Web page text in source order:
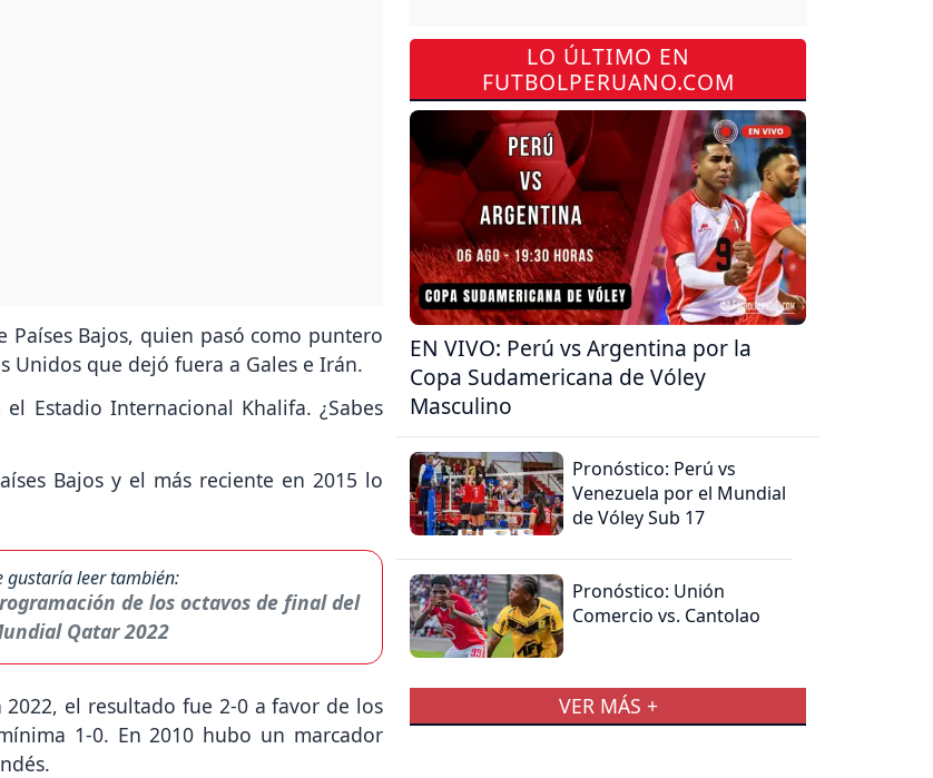
Bajos, quien pasó como puntero
Unidos que dejó fuera a Gales e Irán.
Estadio Internacional Khalifa. ¿Sabes
Bajos y el más reciente en 2015 lo
gustaría leer también:
de los octavos de final del
Qatar 2022
2022, el resultado fue 2-0 a favor de los
1-0. En 2010 hubo un marcador
LO ÚLTIMO EN
FUTBOLPERUANO.COM
EN VIVO: Perú vs Argentina por la
Copa Sudamericana de Vóley
Masculino
Pronóstico: Perú vs
Venezuela por el Mundial
de Vóley Sub 17
Pronóstico: Unión
Comercio vs. Cantolao
VER MÁS +